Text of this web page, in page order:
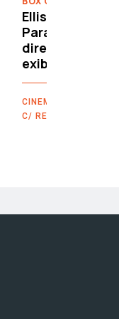
Ellison leva o
directamente
exibidores
CINEMAX - RTP
C/ REUTERS